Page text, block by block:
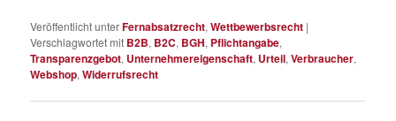
Veröffentlicht unterFernabsatzrecht,Wettbewerbsrecht |
Verschlagwortet mit B2B, B2C, BGH, Pflichtangabe,
Transparenzgebot, Unternehmereigenschaft, Urteil,Verbraucher,
Webshop,Widerrufsrecht